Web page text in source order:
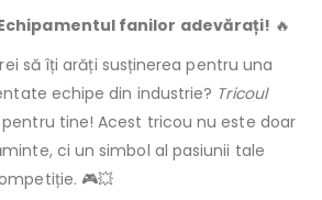
Echipamentul fanilor adevărați! 🔥
să îți arăți susținerea pentru una
echipe din industrie? Tricoul
tine! Acest tricou nu este doar
ci un simbol al pasiunii tale
🎮💥